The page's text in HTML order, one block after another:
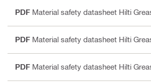
PDF Material safety datasheet Hilti
PDF Material safety datasheet Hilti
PDF Material safety datasheet Hilti